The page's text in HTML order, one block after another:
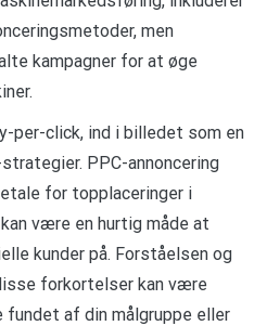
men
kampagner for at øge
per-click, ind i billedet som en
PPC-annoncering
for topplaceringer i
være en hurtig måde at
kunder på. Forståelsen og
forkortelser kan være
af din målgruppe eller